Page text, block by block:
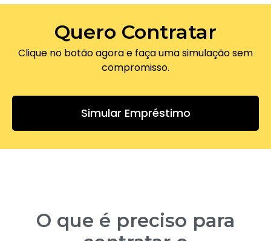
Quero Contratar
Clique no botão agora e faça uma simulação sem
compromisso.
Simular Empréstimo
O que é preciso para